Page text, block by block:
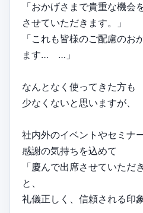
「おかげさまで貴重な機会
させていただきます。」
「これも皆様のご配慮のお
ます… …」
なんとなく使ってきた方も
少なくないと思いますが、
社内外のイベントやセミナ
感謝の気持ちを込めて
「慶んで出席させていただ
と、
礼儀正しく、信頼される印